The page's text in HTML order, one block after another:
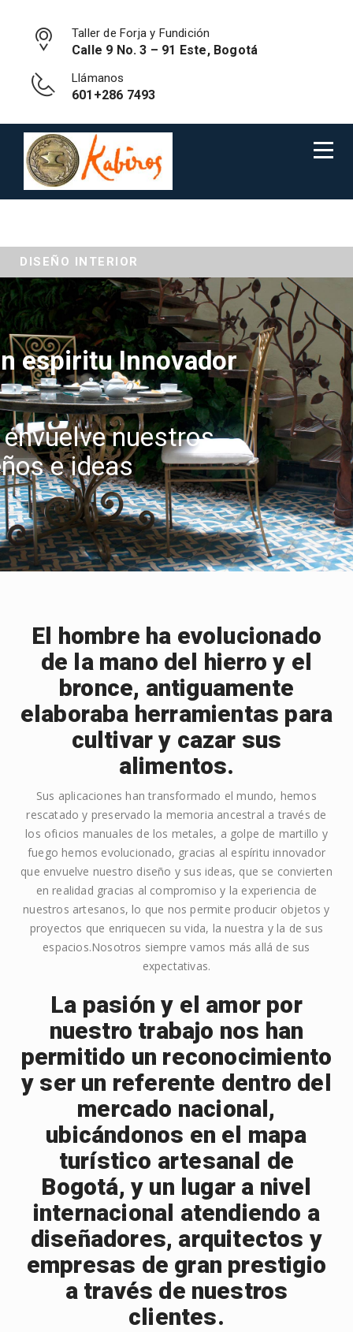
Taller de Forja y Fundición
Calle 9 No. 3 – 91 Este, Bogotá
Llámanos
601+286 7493
DISEÑO INTERIOR
espiritu Innovador
envuelve nuestros
e ideas
El hombre ha evolucionado
de la mano del hierro y el
bronce, antiguamente
elaboraba herramientas para
cultivar y cazar sus
alimentos.
Sus aplicaciones han transformado el mundo, hemos
rescatado y preservado la memoria ancestral a través de
los oficios manuales de los metales, a golpe de martillo y
fuego hemos evolucionado, gracias al espíritu innovador
que envuelve nuestro diseño y sus ideas, que se convierten
en realidad gracias al compromiso y la experiencia de
nuestros artesanos, lo que nos permite producir objetos y
proyectos que enriquecen su vida, la nuestra y la de sus
espacios.Nosotros siempre vamos más allá de sus
expectativas.
La pasión y el amor por
nuestro trabajo nos han
permitido un reconocimiento
y ser un referente dentro del
mercado nacional,
ubicándonos en el mapa
turístico artesanal de
Bogotá, y un lugar a nivel
internacional atendiendo a
diseñadores, arquitectos y
empresas de gran prestigio
a través de nuestros
clientes.